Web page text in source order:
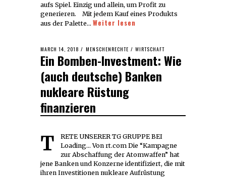
aufs Spiel. Einzig und allein, um Profit zu
generieren. Mit jedem Kauf eines Produkts
aus der Palette… Weiter lesen
POSTED
ON
MARCH 14, 2018 MARCH
14,
2018
MENSCHENRECHTE / WIRTSCHAFT
Ein Bomben-Investment: Wie
(auch deutsche) Banken
nukleare Rüstung
finanzieren
TRETE UNSERER TG GRUPPE BEI
Loading... Von rt.com Die “Kampagne
zur Abschaffung der Atomwaffen” hat
jene Banken und Konzerne identifiziert, die mit
ihren Investitionen nukleare Aufrüstung